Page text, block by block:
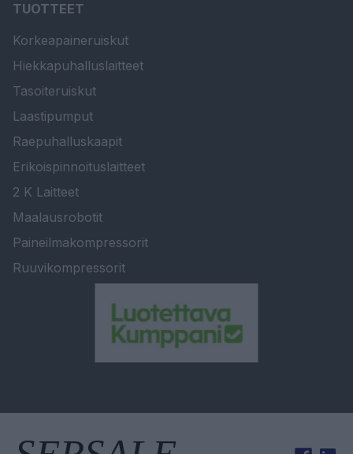
TUOTTEET
Korkeapaineruiskut
Hiekkapuhalluslaitteet
Tasoiteruiskut
Laastipumput
Raepuhalluskaapit
Erikoispinnoituslaitteet
2 K Laitteet
Maalausrobotit
Paineilmakompressorit
Ruuvikompressorit